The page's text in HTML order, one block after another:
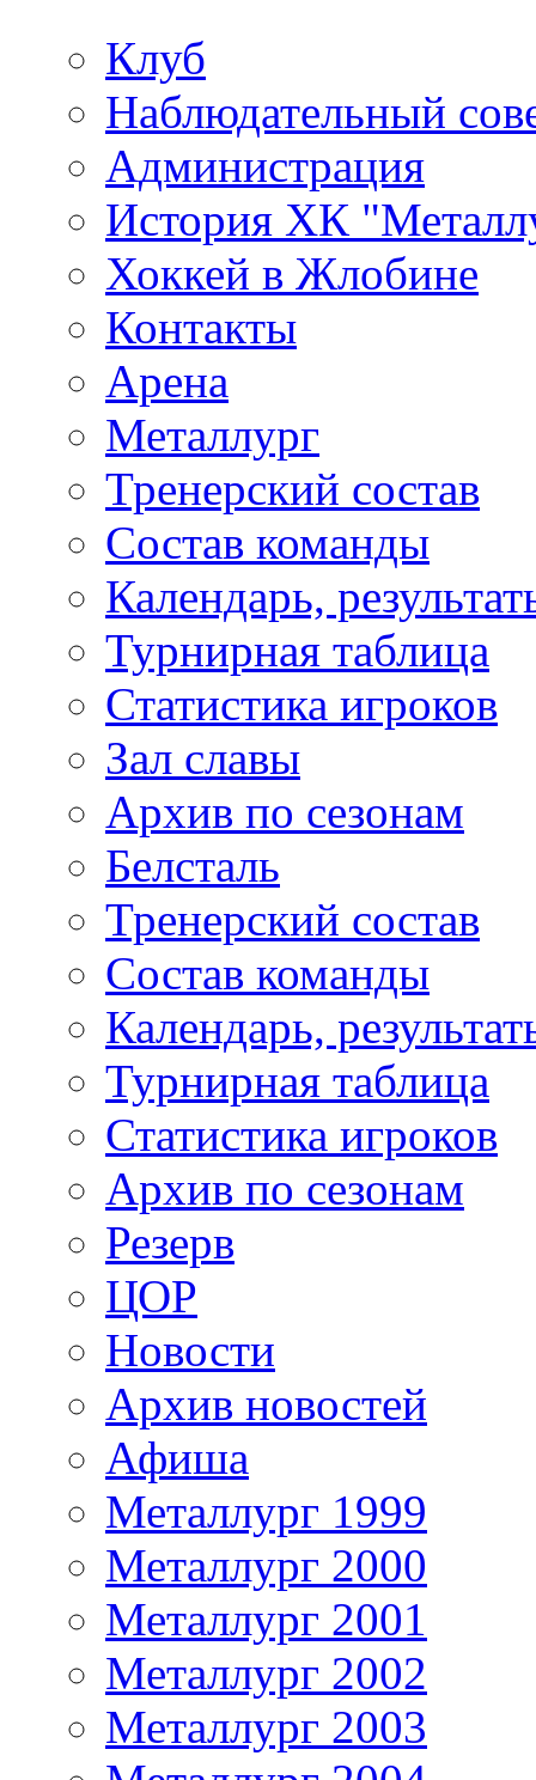
Клуб
Наблюдательный
Администрация
История ХК
Хоккей в Жлобине
Контакты
Арена
Металлург
Тренерский состав
Состав команды
Календарь,
Турнирная таблица
Статистика игроков
Зал славы
Архив по сезонам
Белсталь
Тренерский состав
Состав команды
Календарь,
Турнирная таблица
Статистика игроков
Архив по сезонам
Резерв
ЦОР
Новости
Архив новостей
Афиша
Металлург 1999
Металлург 2000
Металлург 2001
Металлург 2002
Металлург 2003